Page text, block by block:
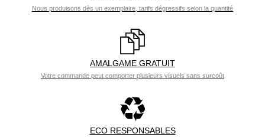
Nous produisons dès un exemplaire, tarifs dégressifs selon la quantité
AMALGAME GRATUIT
Votre commande peut comporter plusieurs visuels sans surcoût
ECO RESPONSABLES